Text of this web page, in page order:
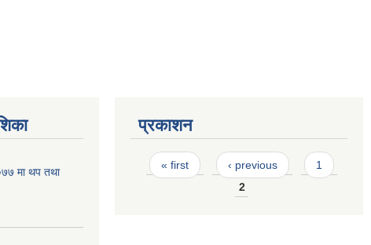
मा थप तथा
प्रकाशन
Pages
« first ‹ previous
1
2